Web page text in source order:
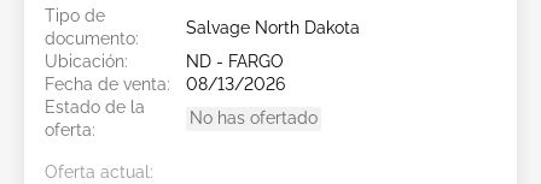
Tipo de
documento:
Salvage North Dakota
Ubicación:
ND - FARGO
Fecha de venta:
08/13/2026
Estado de la
oferta:
No has ofertado
Oferta actual: